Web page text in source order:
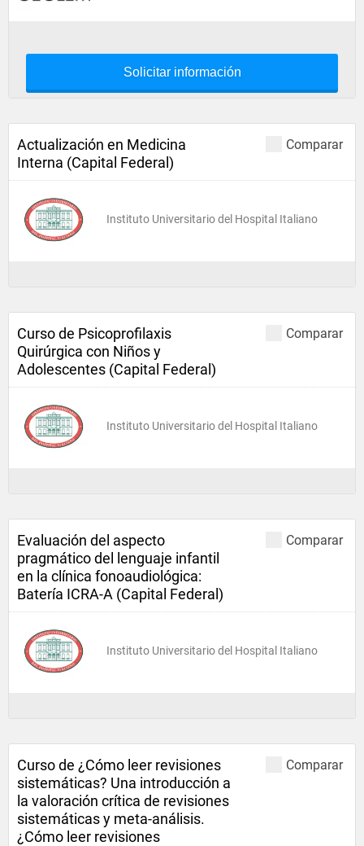
Solicitar información
Comparar
Actualización en Medicina
Interna (Capital Federal)
Instituto Universitario del Hospital Italiano
Comparar
Curso de Psicoprofilaxis
Quirúrgica con Niños y
Adolescentes (Capital Federal)
Instituto Universitario del Hospital Italiano
Comparar
Evaluación del aspecto
pragmático del lenguaje infantil
en la clínica fonoaudiológica:
Batería ICRA-A (Capital Federal)
Instituto Universitario del Hospital Italiano
Comparar
Curso de ¿Cómo leer revisiones
sistemáticas? Una introducción a
la valoración crítica de revisiones
sistemáticas y meta-análisis.
¿Cómo leer revisiones